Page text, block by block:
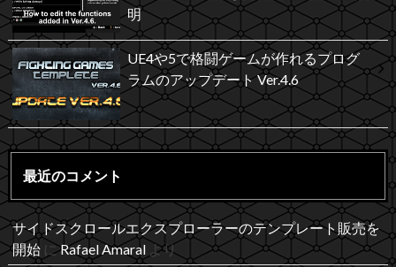
明
UE4や5で格闘ゲームが作れるプログ
ラムのアップデート Ver.4.6
最近のコメント
サイドスクロールエクスプローラーのテンプレート販売を
開始にRafael Amaralより